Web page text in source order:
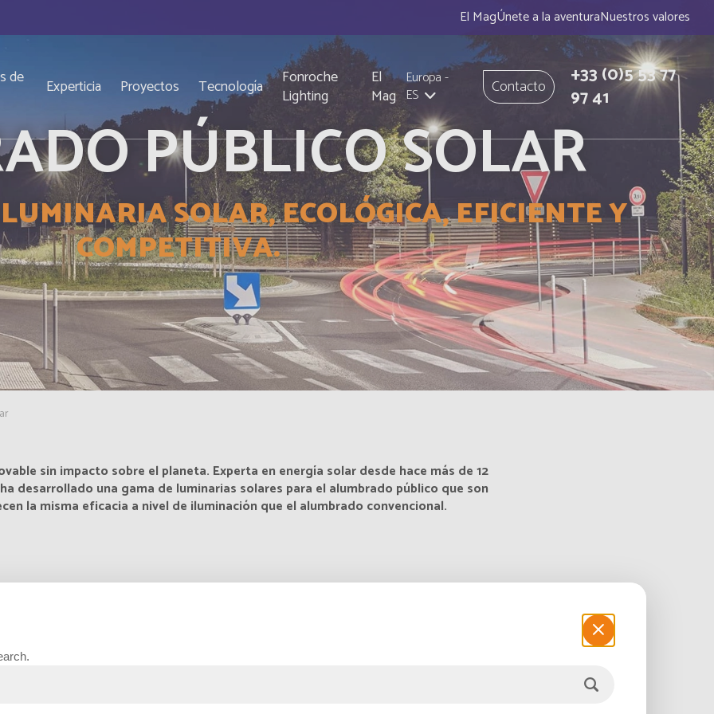
El MagÚnete a la aventuraNuestros valores
de
Experticia Proyectos Tecnología
Fonroche
Lighting
El
Mag
Europa-
ES
Contacto +33(0)5 53 77
97 41
PÚBLICO SOLAR
SOLAR, ECOLÓGICA, EFICIENTE Y
COMPETITIVA.
sin impacto sobre el planeta. Experta en energía solar desde hace más de 12
desarrollado una gama de luminarias solares para el alumbrado público que son
la misma eficacia a nivel de iluminación que el alumbrado convencional.
la iluminación solar?